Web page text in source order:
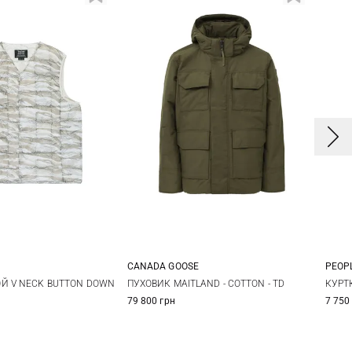
M L
NECK BUTTON DOWN
M L XL XXL
CANADA GOOSE
ПУХОВИК MAITLAND - COTTON - TD
79 800 грн
7 750